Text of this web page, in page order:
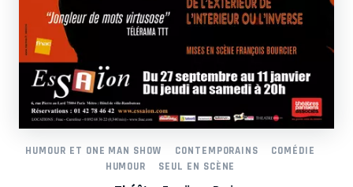
HUMOUR ET ONE MAN SHOW CONTEMPORAINS
COMÉDIE
HUMOUR
SEUL EN SCÈNE